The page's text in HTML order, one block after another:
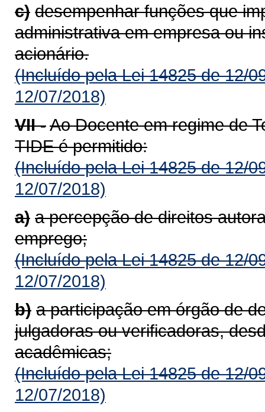
c) desempenhar funções que
administrativa em empresa ou
acionário.
(Incluído pela Lei 14825 de 12/
12/07/2018)
VII -Ao Docente em regime de
TIDE é permitido:
(Incluído pela Lei 14825 de 12/
12/07/2018)
a) a percepção de direitos
emprego;
(Incluído pela Lei 14825 de 12/
12/07/2018)
b) a participação em órgão de
julgadoras ou verificadoras,
acadêmicas;
(Incluído pela Lei 14825 de 12/
12/07/2018)